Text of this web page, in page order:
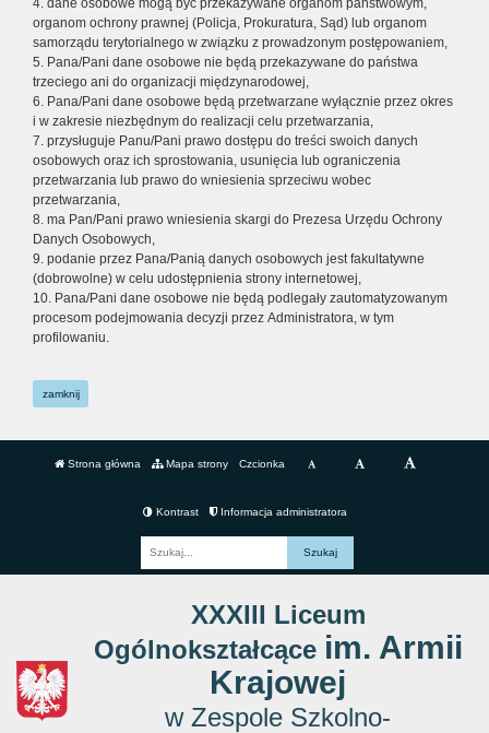
4. dane osobowe mogą być przekazywane organom państwowym,
organom ochrony prawnej (Policja, Prokuratura, Sąd) lub organom
samorządu terytorialnego w związku z prowadzonym postępowaniem,
5. Pana/Pani dane osobowe nie będą przekazywane do państwa
trzeciego ani do organizacji międzynarodowej,
6. Pana/Pani dane osobowe będą przetwarzane wyłącznie przez okres
i w zakresie niezbędnym do realizacji celu przetwarzania,
7. przysługuje Panu/Pani prawo dostępu do treści swoich danych
osobowych oraz ich sprostowania, usunięcia lub ograniczenia
przetwarzania lub prawo do wniesienia sprzeciwu wobec
przetwarzania,
8. ma Pan/Pani prawo wniesienia skargi do Prezesa Urzędu Ochrony
Danych Osobowych,
9. podanie przez Pana/Panią danych osobowych jest fakultatywne
(dobrowolne) w celu udostępnienia strony internetowej,
10. Pana/Pani dane osobowe nie będą podlegały zautomatyzowanym
procesom podejmowania decyzji przez Administratora, w tym
profilowaniu.
zamknij
Strona główna Mapa strony Czcionka
Kontrast Informacja administratora
XXXIII Liceum
Ogólnokształcące im. Armii
Krajowej
w Zespole Szkolno-